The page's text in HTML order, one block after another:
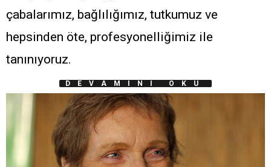
çabalarımız, bağlılığımız, tutkumuz ve
hepsinden öte, profesyonelliğimiz ile
tanınıyoruz.
DEVAMINI OKU